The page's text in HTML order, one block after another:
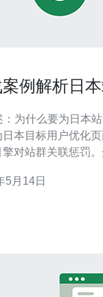
例解析日
：为什么要为日本
日本目标用户优化
擎对站群关联惩罚
5月14日